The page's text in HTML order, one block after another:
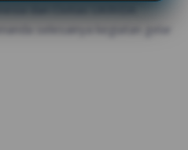
dan Civitas UKRIDA